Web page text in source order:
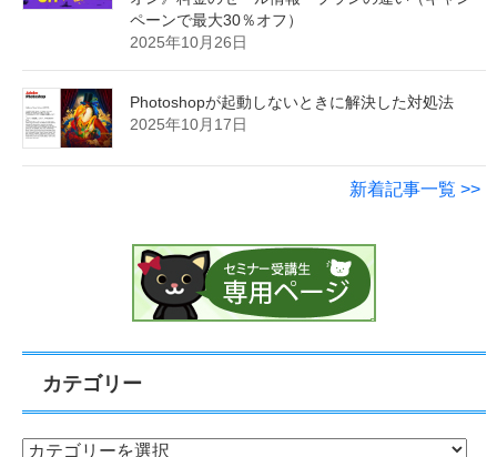
ペーンで最大30％オフ）
2025年10月26日
Photoshopが起動しないときに解決した対処法
2025年10月17日
新着記事一覧 >>
カテゴリー